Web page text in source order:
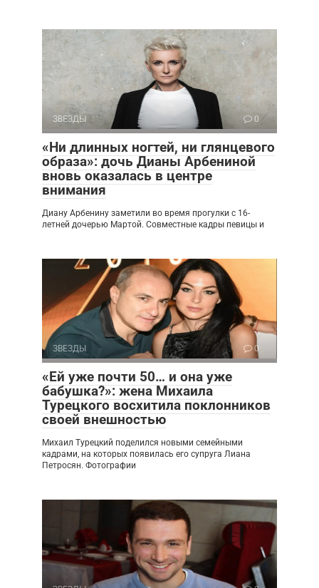
ЗВЕЗДЫ 0
«Ни длинных ногтей, ни глянцевого
образа»: дочь Дианы Арбениной
вновь оказалась в центре
внимания
Диану Арбенину заметили во время прогулки с 16-
летней дочерью Мартой. Совместные кадры певицы и
ЗВЕЗДЫ 0
«Ей уже почти 50… и она уже
бабушка?»: жена Михаила
Турецкого восхитила поклонников
своей внешностью
Михаил Турецкий поделился новыми семейными
кадрами, на которых появилась его супруга Лиана
Петросян. Фотографии